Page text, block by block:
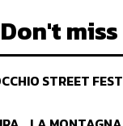
Don't miss
STREET